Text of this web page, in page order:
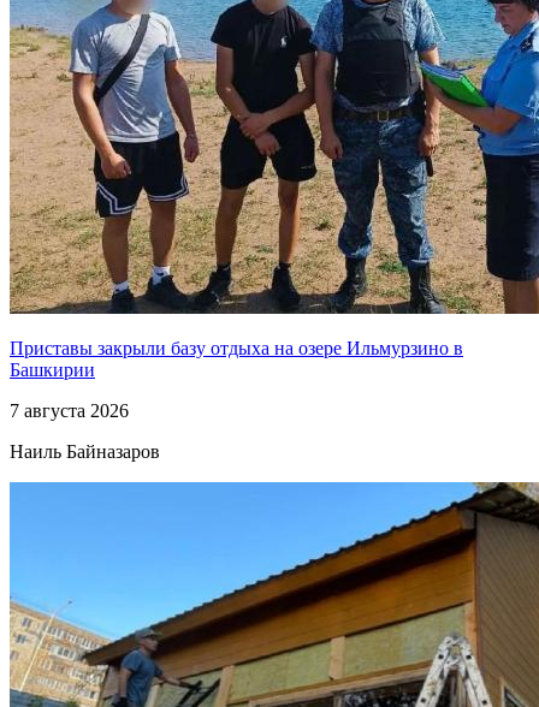
Приставы закрыли базу отдыха на озере Ильмурзино в
Башкирии
7 августа 2026
Наиль Байназаров